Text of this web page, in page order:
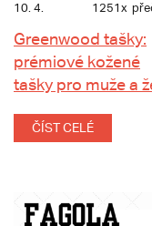
10. 4. 1251x
Greenwood tašky:
prémiové kožené
tašky pro muže a
ČÍST CELÉ